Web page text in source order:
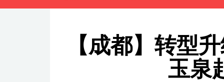
【成都】转型
玉泉